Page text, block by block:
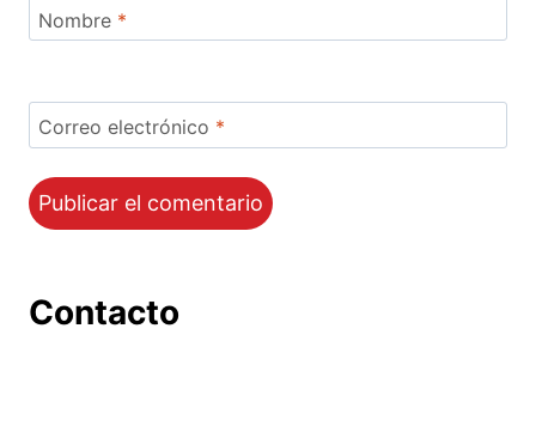
Nombre *
Correo electrónico *
Contacto